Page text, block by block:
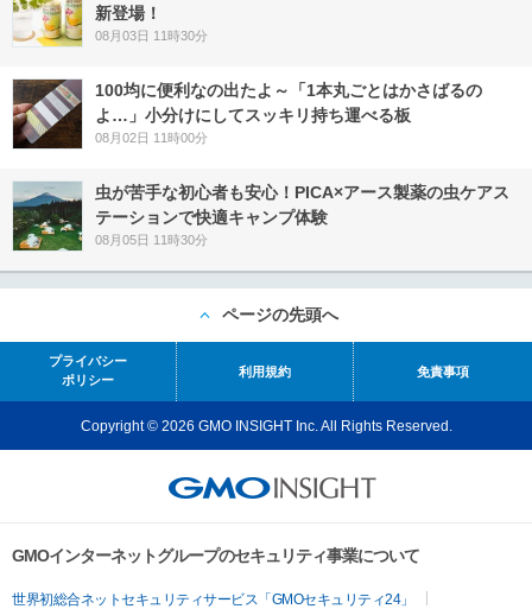
新登場！
08月03日 11時30分
100均に便利なの出たよ～「1本丸ごとはかさばるの
よ…」小分けにしてスッキリ持ち運べる板
08月02日 11時00分
虫が苦手な初心者も安心！PICA×アース製薬の虫ケアス
テーションで快適キャンプ体験
08月05日 11時30分
ページの先頭へ
プライバシー
ポリシー
利用規約 免責事項
Copyright © 2026 GMO INSIGHT Inc. All Rights Reserved.
GMOインターネットグループのセキュリティ事業について
世界初総合ネットセキュリティサービス「GMOセキュリティ24」